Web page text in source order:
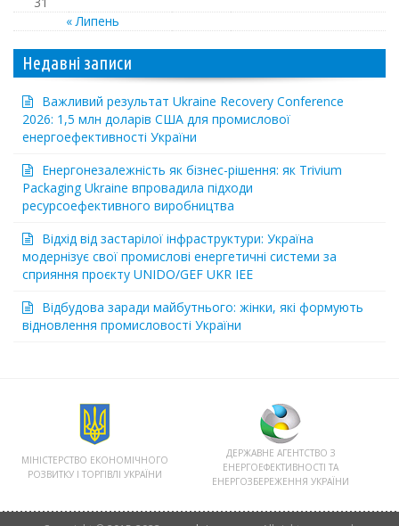
« Липень
Недавні записи
Важливий результат Ukraine Recovery Conference
2026: 1,5 млн доларів США для промислової
енергоефективності України
Енергонезалежність як бізнес-рішення: як Trivium
Packaging Ukraine впровадила підходи
ресурсоефективного виробництва
Відхід від застарілої інфраструктури: Україна
модернізує свої промислові енергетичні системи за
сприяння проєкту UNIDO/GEF UKR IEE
Відбудова заради майбутнього: жінки, які формують
відновлення промисловості України
МІНІСТЕРСТВО ЕКОНОМІЧНОГО
РОЗВИТКУ І ТОРГІВЛІ УКРАЇНИ
ДЕРЖАВНЕ АГЕНТСТВО З
ЕНЕРГОЕФЕКТИВНОСТІ ТА
ЕНЕРГОЗБЕРЕЖЕННЯ УКРАЇНИ